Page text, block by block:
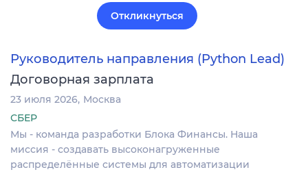
Откликнуться
Руководитель направления (Python Lead)
Договорная зарплата
23 июля 2026 Москва
СБЕР
Мы - команда разработки Блока Финансы. Наша
миссия - создавать высоконагруженные
распределённые системы для автоматизации